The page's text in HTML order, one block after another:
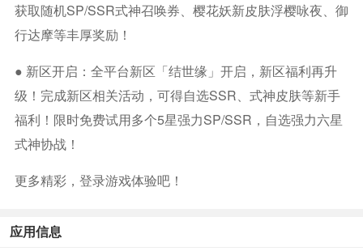
获取随机SP/SSR式神召唤券、樱花妖新皮肤浮樱咏夜、御
行达摩等丰厚奖励！
● 新区开启：全平台新区「结世缘」开启，新区福利再升
级！完成新区相关活动，可得自选SSR、式神皮肤等新手
福利！限时免费试用多个5星强力SP/SSR，自选强力六星
式神协战！
更多精彩，登录游戏体验吧！
应用信息